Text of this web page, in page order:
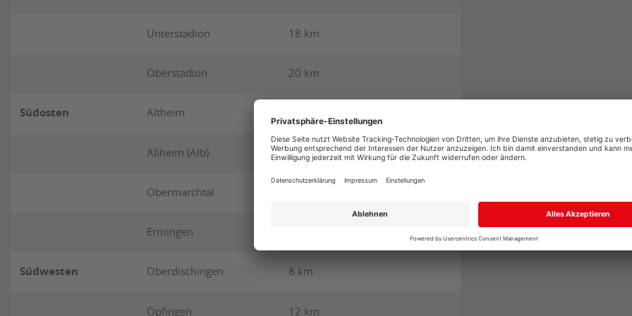
Unterstadion 18 km
Oberstadion 20 km
Südosten Altheim
Allheim (Alb) 13 km
Obermarchtal
Ermingen
Südwesten Oberdischingen 8 km
Öpfingen 12 km